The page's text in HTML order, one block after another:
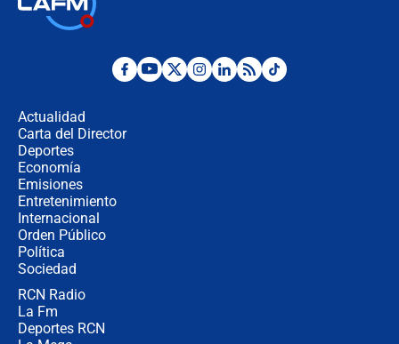
¿La posesión de Abelardo De la
Actualidad
Carta del Director
Deportes
Economía
Emisiones
Entretenimiento
Internacional
Orden Público
Política
Sociedad
RCN Radio
La Fm
Deportes RCN